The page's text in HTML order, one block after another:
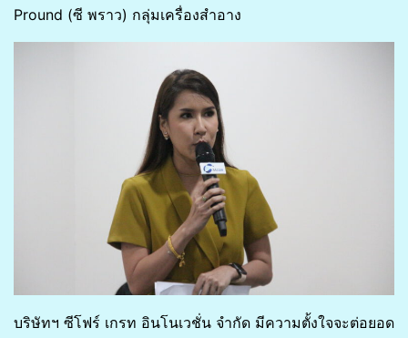
Pround (ซี พราว) กลุ่มเครื่องสำอาง
บริษัทฯ ซีโฟร์ เกรท อินโนเวชั่น จำกัด มีความตั้งใจจะต่อยอด